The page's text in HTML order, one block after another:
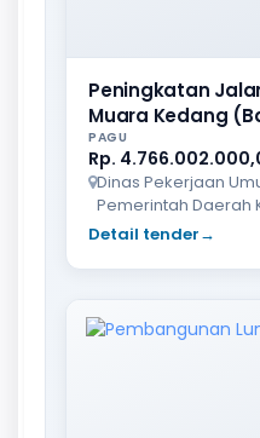
Peningkatan
Muara Kedang
PAGU
Rp.
Dinas Pekerjaan
Pemerintah Daerah
Detail tender→